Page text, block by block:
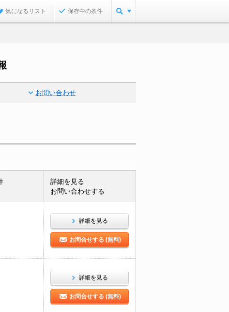
気になるリスト 保存中の条件
お問い合わせ
詳細を見る
お問い合わせする
詳細を見る
お問合せする (無料)
詳細を見る
お問合せする (無料)